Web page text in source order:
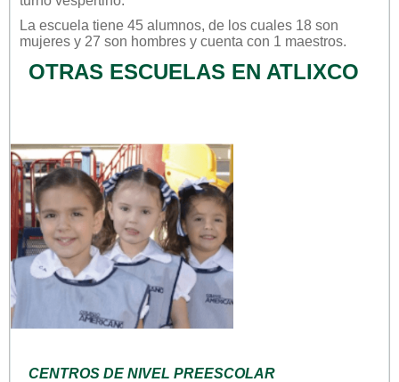
La escuela tiene 45 alumnos, de los cuales 18 son
mujeres y 27 son hombres y cuenta con 1 maestros.
OTRAS ESCUELAS EN ATLIXCO
CENTROS DE NIVEL PREESCOLAR